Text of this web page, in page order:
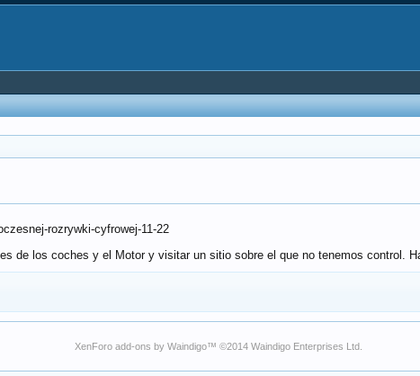
rozrywki-cyfrowej-11-22
de los coches y el Motor y visitar un sitio sobre el que no tenemos control.
XenForo add-ons by Waindigo™ ©2014 Waindigo Enterprises Ltd